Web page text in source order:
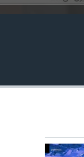
360p